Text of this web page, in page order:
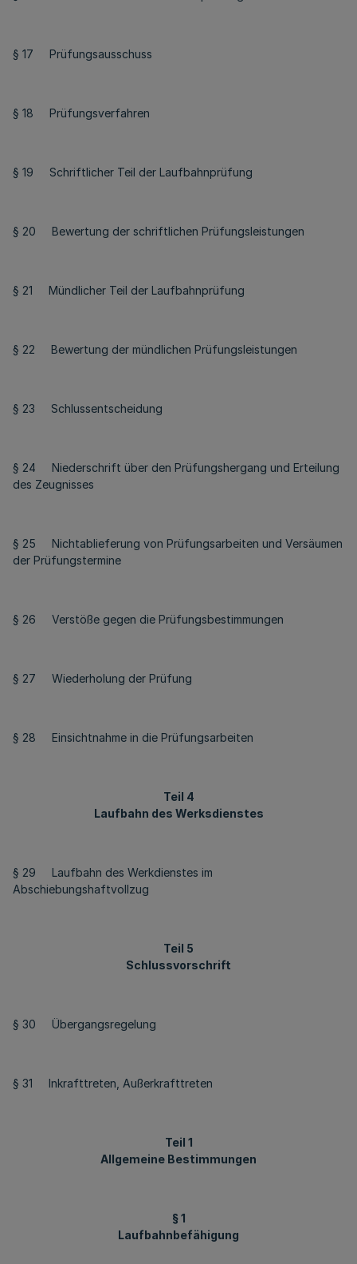
§ 17 Prüfungsausschuss
§ 18 Prüfungsverfahren
§ 19 Schriftlicher Teil der Laufbahnprüfung
§ 20 Bewertung der schriftlichen Prüfungsleistungen
§ 21 Mündlicher Teil der Laufbahnprüfung
§ 22 Bewertung der mündlichen Prüfungsleistungen
§ 23 Schlussentscheidung
§ 24 Niederschrift über den Prüfungshergang und Erteilung
des Zeugnisses
§ 25 Nichtablieferung von Prüfungsarbeiten und Versäumen
der Prüfungstermine
§ 26 Verstöße gegen die Prüfungsbestimmungen
§ 27 Wiederholung der Prüfung
§ 28 Einsichtnahme in die Prüfungsarbeiten
Teil 4
Laufbahn des Werksdienstes
§ 29 Laufbahn des Werkdienstes im
Abschiebungshaftvollzug
Teil 5
Schlussvorschrift
§ 30 Übergangsregelung
§ 31 Inkrafttreten, Außerkrafttreten
Teil 1
Allgemeine Bestimmungen
§ 1
Laufbahnbefähigung